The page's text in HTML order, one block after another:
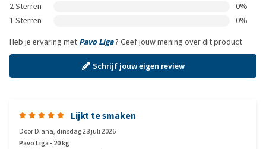
2 Sterren
0%
1 Sterren
0%
Heb je ervaring met Pavo Liga? Geef jouw mening over dit product
Schrijf jouw eigen review
Lijkt te smaken
DoorDiana, dinsdag 28 juli 2026
Pavo Liga - 20 kg